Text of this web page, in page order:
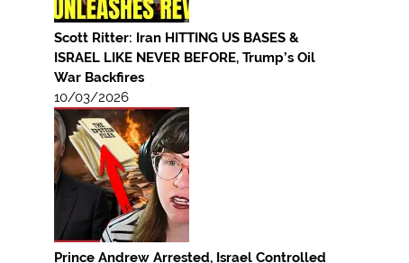
Scott Ritter: Iran HITTING US BASES &
ISRAEL LIKE NEVER BEFORE, Trump’s Oil
War Backfires
10/03/2026
Prince Andrew Arrested, Israel Controlled